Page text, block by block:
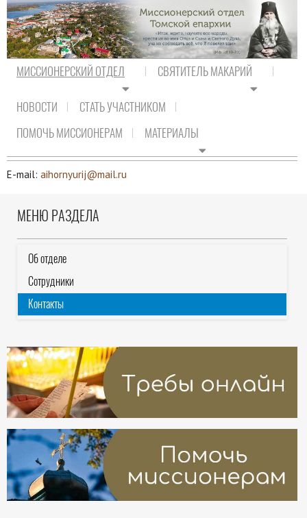
МИССИОНЕРСКИЙ ОТДЕЛ СВЯТИТЕЛЬ МАКАРИЙ
НОВОСТИ
СТАТЬ УЧАСТНИКОМ
ПОМОЧЬ МИССИОНЕРАМ
МАТЕРИАЛЫ
КОНТАКТЫ
E-mail: aihornyurij@mail.ru
МЕНЮ РАЗДЕЛА
Об отделе
Сотрудники
Контакты